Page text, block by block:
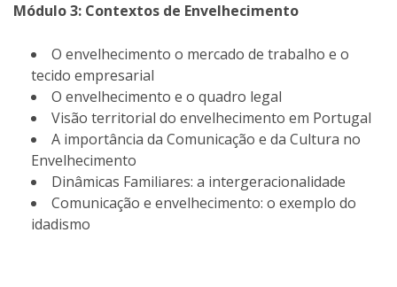
Módulo 3: Contextos de Envelhecimento
O envelhecimento o mercado de trabalho e o
tecido empresarial
O envelhecimento e o quadro legal
Visão territorial do envelhecimento em Portugal
A importância da Comunicação e da Cultura no
Envelhecimento
Dinâmicas Familiares: a intergeracionalidade
Comunicação e envelhecimento: o exemplo do
idadismo